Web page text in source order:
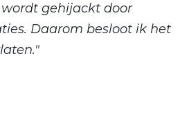
gehijackt door
Daarom besloot ik het